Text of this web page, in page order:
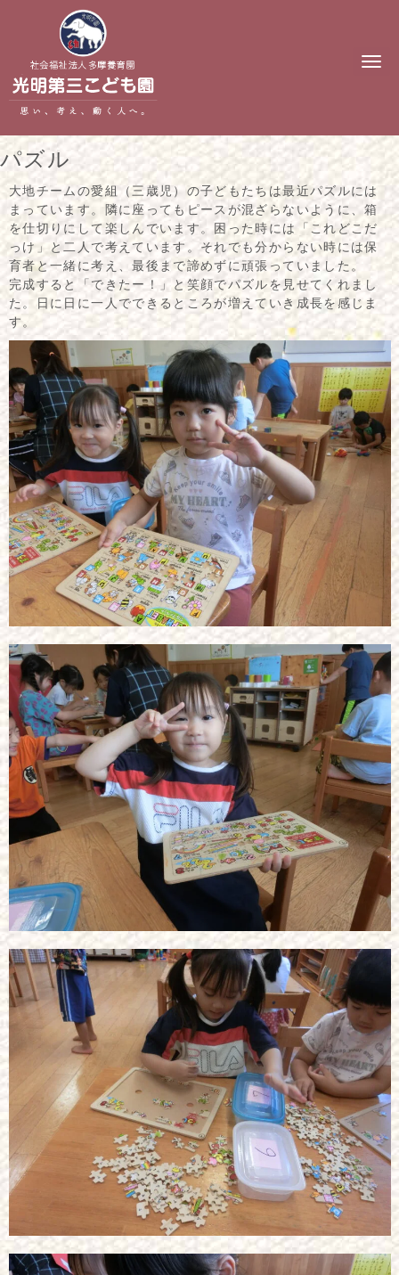
N
t
n
パズル
大地チームの愛組（三歳児）の子どもたちは最近パズルには
まっています。隣に座ってもピースが混ざらないように、箱
を仕切りにして楽しんでいます。困った時には「これどこだ
っけ」と二人で考えています。それでも分からない時には保
育者と一緒に考え、最後まで諦めずに頑張っていました。
完成すると「できたー！」と笑顔でパズルを見せてくれまし
た。日に日に一人でできるところが増えていき成長を感じま
す。